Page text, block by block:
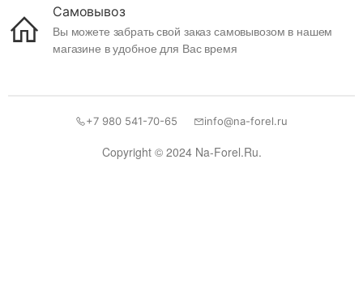
Самовывоз
Вы можете забрать свой заказ самовывозом в нашем
магазине в удобное для Вас время
Copyright © 2024 Na-Forel.Ru.
+7 980 541-70-65 info@na-forel.ru